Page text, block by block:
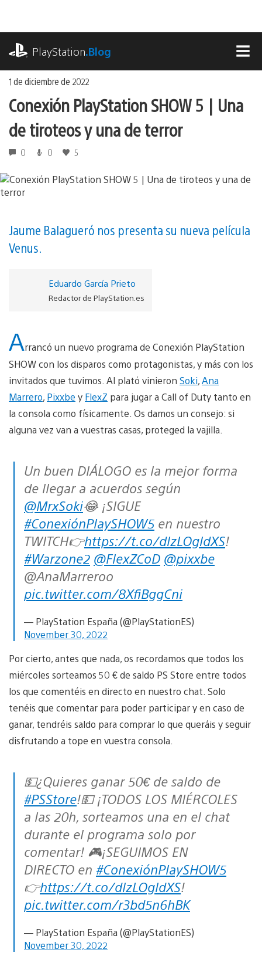
contenido
PlayStation.Blog
1 de diciembre de 2022
Conexión PlayStation SHOW 5 | Una
de tiroteos y una de terror
0 0 5
Jaume Balagueró nos presenta su nueva película
Venus.
Eduardo García Prieto
Redactor de PlayStation.es
Arrancó un nuevo programa de Conexión PlayStation
SHOW con los disparos como protagonistas, y más con los
invitados que tuvimos. Al plató vinieron Soki,Ana
Marrero, Pixxbe y FlexZ para jugar a Call of Duty tanto en
la consola como físicamente. Os damos un consejo: si
alguna vez van a vuestras casas, proteged la vajilla.
Un buen DIÁLOGO es la mejor forma
de llegar a acuerdos según
@MrxSoki😂 ¡SIGUE
#ConexiónPlaySHOW5 en nuestro
TWITCH👉https://t.co/dlzLOgldXS!
#Warzone2 @FlexZCoD @pixxbe
@AnaMarreroo
pic.twitter.com/8XfiBggCni
— PlayStation España (@PlayStationES)
November 30, 2022
Por cierto, antes que nada, os recordamos que todos los
miércoles sorteamos 50 € de saldo PS Store entre todos
los que comentéis en directo en nuestro chat. Solo
tenéis que comentar para poder participar y en caso de
ganar, tendréis saldo para comprar lo que queráis y seguir
disfrutando a tope en vuestra consola.
💵¿Quieres ganar 50€ de saldo de
#PSStore!💵 ¡TODOS LOS MIÉRCOLES
a las 20h, sorteamos una en el chat
durante el programa solo por
comentar! 🎮¡SEGUIMOS EN
DIRECTO en #ConexiónPlaySHOW5
👉https://t.co/dlzLOgldXS!
pic.twitter.com/r3bd5n6hBK
— PlayStation España (@PlayStationES)
November 30, 2022